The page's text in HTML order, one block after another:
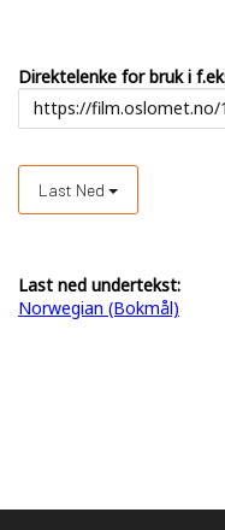
Direktelenke for bruk i
Last Ned
Last ned undertekst:
Norwegian (Bokmål)